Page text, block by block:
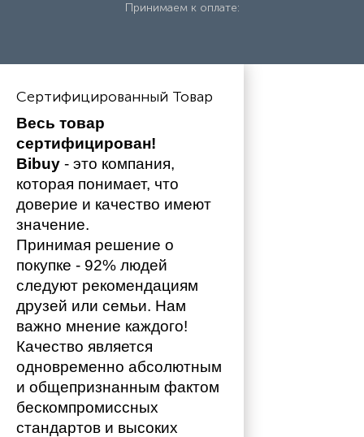
Принимаем к оплате:
Сертифицированный Товар
Весь товар
сертифицирован!
Bibuy - это компания,
которая понимает, что
доверие и качество имеют
значение.
Принимая решение о
покупке - 92% людей
следуют рекомендациям
друзей или семьи. Нам
важно мнение каждого!
Качество является
одновременно абсолютным
и общепризнанным фактом
бескомпромиссных
стандартов и высоких